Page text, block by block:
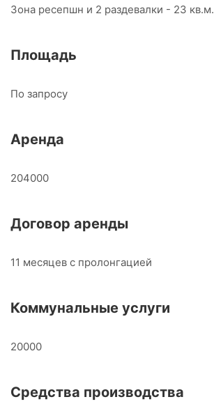
Зона ресепшн и 2 раздевалки - 23 кв.м.
Площадь
По запросу
Аренда
204000
Договор аренды
11 месяцев с пролонгацией
Коммунальные услуги
20000
Средства производства